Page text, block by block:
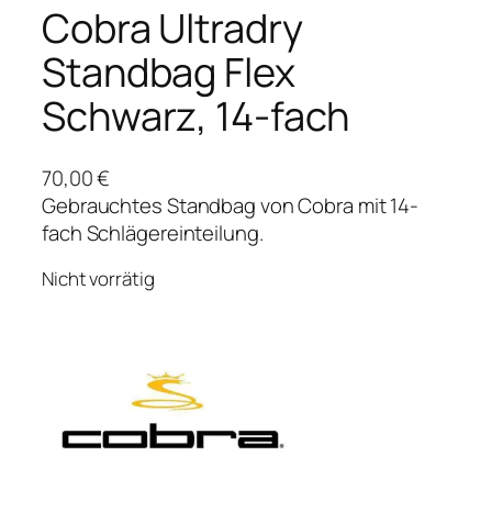
Cobra Ultradry
Standbag Flex
Schwarz, 14-fach
70,00€
Gebrauchtes Standbag von Cobra mit 14-
fach Schlägereinteilung.
Nicht vorrätig